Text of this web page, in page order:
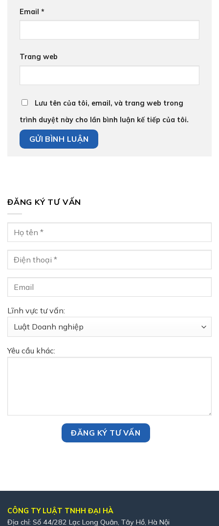
Email *
Trang web
Lưu tên của tôi, email, và trang web trong
trình duyệt này cho lần bình luận kế tiếp của tôi.
ĐĂNG KÝ TƯ VẤN
Lĩnh vực tư vấn:
Yêu cầu khác:
CÔNG TY LUẬT TNHH ĐẠI HÀ
Địa chỉ: Số 44/282 Lạc Long Quân, Tây Hồ, Hà Nội